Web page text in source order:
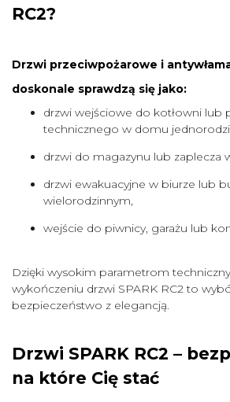
RC2?
Drzwi przeciwpożarowe i
doskonale sprawdzą się jako:
drzwi wejściowe do kotłowni lub
technicznego w domu
drzwi do magazynu lub zaplecza
drzwi ewakuacyjne w biurze lub
wielorodzinnym,
wejście do piwnicy, garażu lub
Dzięki wysokim parametrom
wykończeniu drzwi SPARK RC2 to
bezpieczeństwo z elegancją.
Drzwi SPARK RC2 –
na które Cię stać